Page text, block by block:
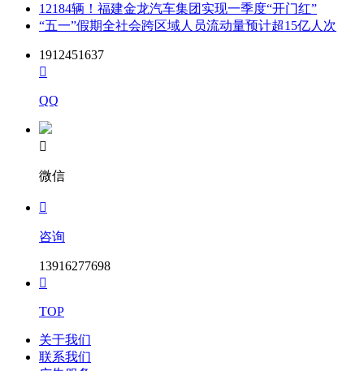
12184辆！福建金龙汽车集团实现一季度“开门红”
“五一”假期全社会跨区域人员流动量预计超15亿人次
1912451637

QQ

微信

咨询
13916277698

TOP
关于我们
联系我们